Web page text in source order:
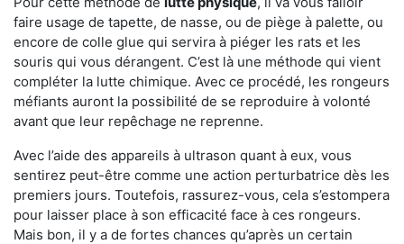
faire usage de tapette, de nasse, ou de piège à palette, ou
encore de colle glue qui servira à piéger les rats et les
souris qui vous dérangent. C’est là une méthode qui vient
compléter la lutte chimique. Avec ce procédé, les rongeurs
méfiants auront la possibilité de se reproduire à volonté
avant que leur repêchage ne reprenne.
Avec l’aide des appareils à ultrason quant à eux, vous
sentirez peut-être comme une action perturbatrice dès les
premiers jours. Toutefois, rassurez-vous, cela s’estompera
pour laisser place à son efficacité face à ces rongeurs.
Mais bon, il y a de fortes chances qu’après un certain